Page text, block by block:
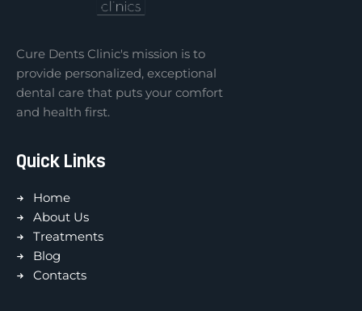
Cure Dents Clinic's mission is to
provide personalized, exceptional
dental care that puts your comfort
and health first.
Quick Links
Home
About Us
Treatments
Blog
Contacts